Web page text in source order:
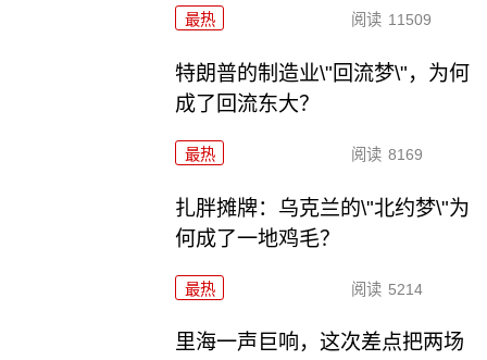
最热 阅读 11509
特朗普的制造业\"回流梦\"，为何
成了回流东大？
最热 阅读 8169
扎胖摊牌：乌克兰的\"北约梦\"为
何成了一地鸡毛？
最热 阅读 5214
里海一声巨响，这次差点把两场